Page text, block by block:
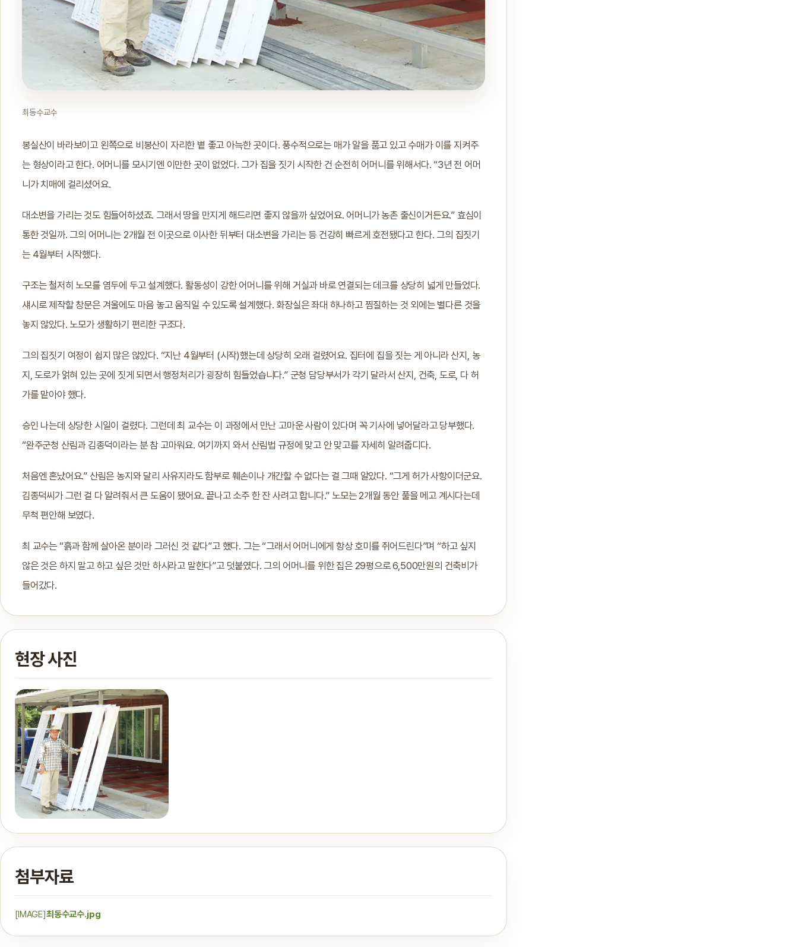
최동수교수
봉실산이 바라보이고 왼쪽으로 비봉산이 자리한 볕 좋고 아늑한 곳이다. 풍수적으로는 매가 알을 품고 있고 수매가 이를 지켜주
는 형상이라고 한다. 어머니를 모시기엔 이만한 곳이 없었다. 그가 집을 짓기 시작한 건 순전히 어머니를 위해서다. “3년 전 어머
니가 치매에 걸리셨어요.
대소변을 가리는 것도 힘들어하셨죠. 그래서 땅을 만지게 해드리면 좋지 않을까 싶었어요. 어머니가 농촌 출신이거든요.” 효심이
통한 것일까. 그의 어머니는 2개월 전 이곳으로 이사한 뒤부터 대소변을 가리는 등 건강히 빠르게 호전됐다고 한다. 그의 집짓기
는 4월부터 시작했다.
구조는 철저히 노모를 염두에 두고 설계했다. 활동성이 강한 어머니를 위해 거실과 바로 연결되는 데크를 상당히 넓게 만들었다.
섀시로 제작할 창문은 겨울에도 마음 놓고 움직일 수 있도록 설계했다. 화장실은 좌대 하나하고 찜질하는 것 외에는 별다른 것을
놓지 않았다. 노모가 생활하기 편리한 구조다.
그의 집짓기 여정이 쉽지 많은 않았다. “지난 4월부터 (시작)했는데 상당히 오래 걸렸어요. 집터에 집을 짓는 게 아니라 산지, 농
지, 도로가 얽혀 있는 곳에 짓게 되면서 행정처리가 굉장히 힘들었습니다.” 군청 담당부서가 각기 달라서 산지, 건축, 도로, 다 허
가를 맡아야 했다.
승인 나는데 상당한 시일이 걸렸다. 그런데 최 교수는 이 과정에서 만난 고마운 사람이 있다며 꼭 기사에 넣어달라고 당부했다.
“완주군청 산림과 김종덕이라는 분 참 고마워요. 여기까지 와서 산림법 규정에 맞고 안 맞고를 자세히 알려줍디다.
처음엔 혼났어요.” 산림은 농지와 달리 사유지라도 함부로 훼손이나 개간할 수 없다는 걸 그때 알았다. “그게 허가 사항이더군요.
김종덕씨가 그런 걸 다 알려줘서 큰 도움이 됐어요. 끝나고 소주 한 잔 사려고 합니다.” 노모는 2개월 동안 풀을 메고 계시다는데
무척 편안해 보였다.
최 교수는 “흙과 함께 살아온 분이라 그러신 것 같다”고 했다. 그는 “그래서 어머니에게 항상 호미를 쥐어드린다”며 “하고 싶지
않은 것은 하지 말고 하고 싶은 것만 하시라고 말한다”고 덧붙였다. 그의 어머니를 위한 집은 29평으로 6,500만원의 건축비가
들어갔다.
현장 사진
첨부자료
[IMAGE]최동수교수.jpg